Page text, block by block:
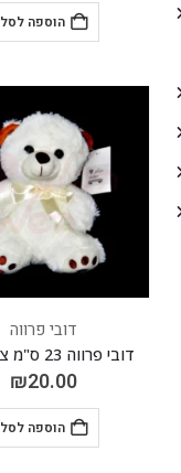
הוספה לסל
דובי פרווה
דובי פרווה 23 ס"מ צבע לבן
₪20.00
הוספה לסל